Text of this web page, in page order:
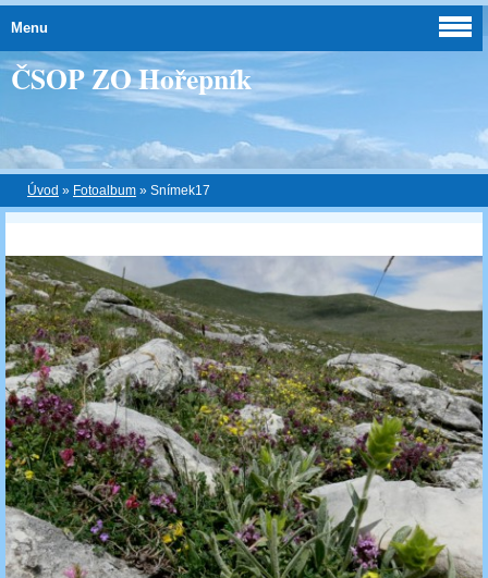
ČSOP ZO Hořepník
Úvod » Fotoalbum » Snímek17
Menu